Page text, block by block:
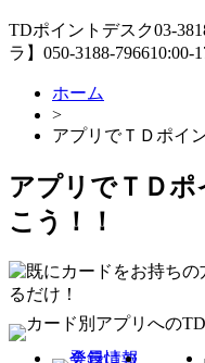
TDポイントデスク03-
ラ】 050-3188-796610:00-
ホーム
>
アプリでＴＤポイ
アプリでＴＤ
こう！！